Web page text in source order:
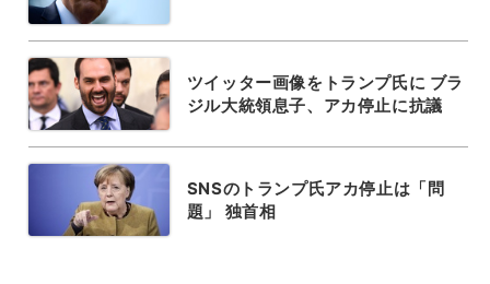
ツイッター画像をトランプ氏に ブラ
ジル大統領息子、アカ停止に抗議
SNSのトランプ氏アカ停止は「問
題」 独首相